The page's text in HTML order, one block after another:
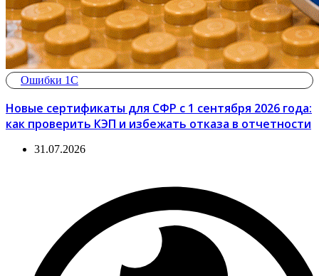
Ошибки 1С
Новые сертификаты для СФР с 1 сентября 2026 года:
как проверить КЭП и избежать отказа в отчетности
31.07.2026